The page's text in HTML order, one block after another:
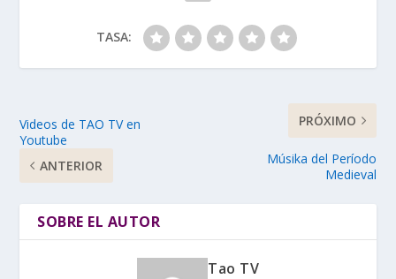
TASA:
Videos de TAO TV en
Youtube
ANTERIOR
PRÓXIMO
Músika del Período
Medieval
SOBRE EL AUTOR
Tao TV